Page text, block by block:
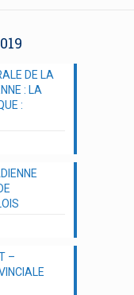
DE LA
: LA
:
–